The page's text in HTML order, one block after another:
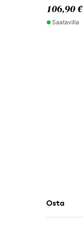
106,90 €
Saatavilla
Osta